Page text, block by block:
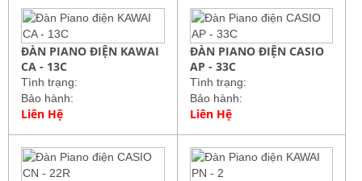
ĐÀN PIANO ĐIỆN KAWAI
CA - 13C
Tình trạng:
Bảo hành:
Liên Hệ
ĐÀN PIANO ĐIỆN CASIO
AP - 33C
Tình trạng:
Bảo hành:
Liên Hệ